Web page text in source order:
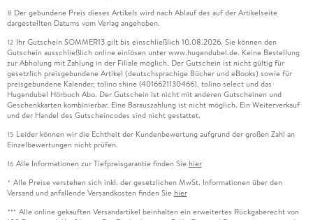
8 Der gebundene Preis dieses Artikels wird nach Ablauf des auf der Artikelseite
dargestellten Datums vom Verlag angehoben.
12 Ihr Gutschein SOMMER13 gilt bis einschließlich 10.08.2026. Sie können den
Gutschein ausschließlich online einlösen unter www.hugendubel.de. Keine Bestellung
zur Abholung mit Zahlung in der Filiale möglich. Der Gutschein ist nicht gültig für
gesetzlich preisgebundene Artikel (deutschsprachige Bücher und eBooks) sowie für
preisgebundene Kalender, tolino shine (4016621130466), tolino select und das
Hugendubel Hörbuch Abo. Der Gutschein ist nicht mit anderen Gutscheinen und
Geschenkkarten kombinierbar. Eine Barauszahlung ist nicht möglich. Ein Weiterverkauf
und der Handel des Gutscheincodes sind nicht gestattet.
15 Leider können wir die Echtheit der Kundenbewertung aufgrund der großen Zahl an
Einzelbewertungen nicht prüfen.
16 Alle Informationen zur Tiefpreisgarantie finden Sie hier
* Alle Preise verstehen sich inkl. der gesetzlichen MwSt. Informationen über den
Versand und anfallende Versandkosten finden Sie hier
*** Alle online gekauften Versandartikel beinhalten ein erweitertes Rückgaberecht von